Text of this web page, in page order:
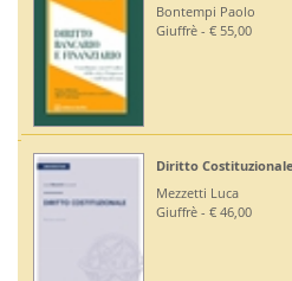
Bontempi Paolo
Giuffrè - € 55,00
Diritto Costituzionale
Mezzetti Luca
Giuffrè - € 46,00